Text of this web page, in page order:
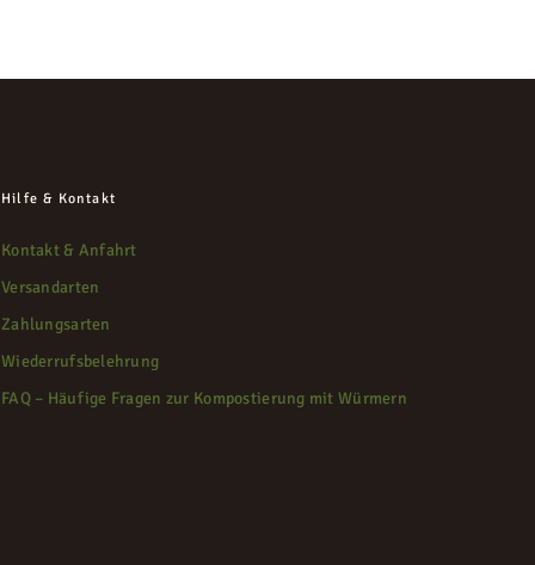
Hilfe & Kontakt
Kontakt & Anfahrt
Versandarten
Zahlungsarten
Wiederrufsbelehrung
FAQ – Häufige Fragen zur Kompostierung mit Würmern